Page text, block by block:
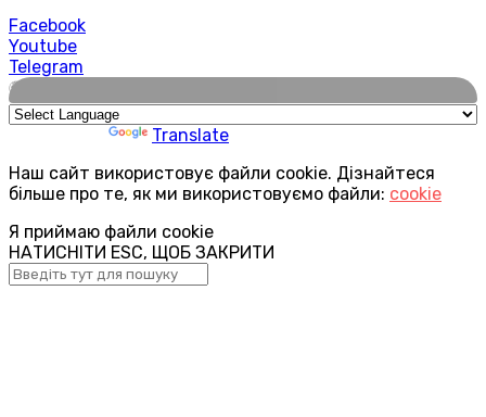
Facebook
Youtube
Telegram
🌍
Translate
Наш сайт використовує файли cookie. Дізнайтеся
більше про те, як ми використовуємо файли: cookie
Я приймаю файли cookie
НАТИСНІТИ ESC, ЩОБ ЗАКРИТИ